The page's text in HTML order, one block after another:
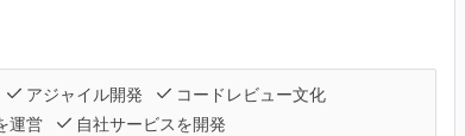
アジャイル開発
コードレビュー文化
運営
自社サービスを開発